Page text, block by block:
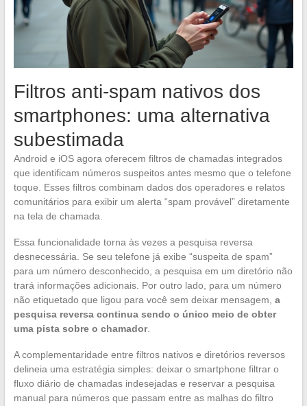
Filtros anti-spam nativos dos
smartphones: uma alternativa
subestimada
Android e iOS agora oferecem filtros de chamadas integrados
que identificam números suspeitos antes mesmo que o telefone
toque. Esses filtros combinam dados dos operadores e relatos
comunitários para exibir um alerta “spam provável” diretamente
na tela de chamada.
Essa funcionalidade torna às vezes a pesquisa reversa
desnecessária. Se seu telefone já exibe “suspeita de spam”
para um número desconhecido, a pesquisa em um diretório não
trará informações adicionais. Por outro lado, para um número
não etiquetado que ligou para você sem deixar mensagem, a
pesquisa reversa continua sendo o único meio de obter
uma pista sobre o chamador.
A complementaridade entre filtros nativos e diretórios reversos
delineia uma estratégia simples: deixar o smartphone filtrar o
fluxo diário de chamadas indesejadas e reservar a pesquisa
manual para números que passam entre as malhas do filtro